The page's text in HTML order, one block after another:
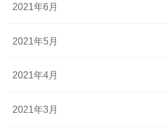
2021年6月
2021年5月
2021年4月
2021年3月